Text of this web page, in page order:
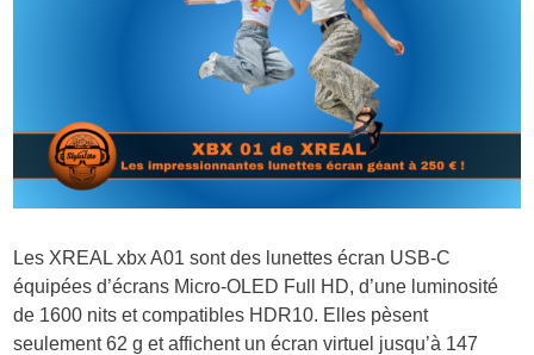
Les XREAL xbx A01 sont des lunettes écran USB-C
équipées d’écrans Micro-OLED Full HD, d’une luminosité
de 1600 nits et compatibles HDR10. Elles pèsent
seulement 62 g et affichent un écran virtuel jusqu’à 147